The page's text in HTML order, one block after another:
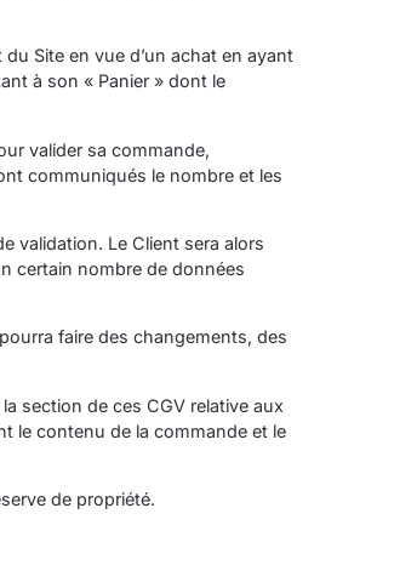
Site en vue d’un achat en ayant
à son « Panier » dont le
valider sa commande,
communiqués le nombre et les
validation. Le Client sera alors
certain nombre de données
faire des changements, des
section de ces CGV relative aux
le contenu de la commande et le
de propriété.